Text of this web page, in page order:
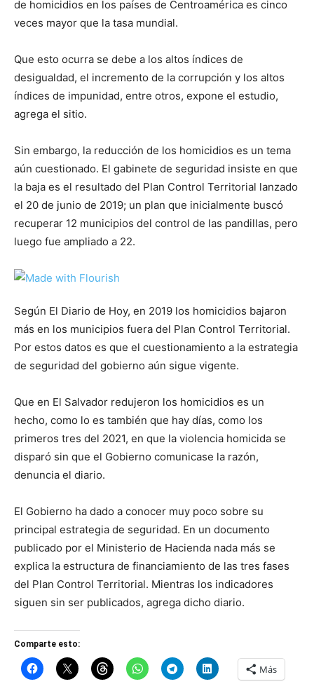
de homicidios en los países de Centroamérica es cinco
veces mayor que la tasa mundial.
Que esto ocurra se debe a los altos índices de
desigualdad, el incremento de la corrupción y los altos
índices de impunidad, entre otros, expone el estudio,
agrega el sitio.
Sin embargo, la reducción de los homicidios es un tema
aún cuestionado. El gabinete de seguridad insiste en que
la baja es el resultado del Plan Control Territorial lanzado
el 20 de junio de 2019; un plan que inicialmente buscó
recuperar 12 municipios del control de las pandillas, pero
luego fue ampliado a 22.
Según El Diario de Hoy, en 2019 los homicidios bajaron
más en los municipios fuera del Plan Control Territorial.
Por estos datos es que el cuestionamiento a la estrategia
de seguridad del gobierno aún sigue vigente.
Que en El Salvador redujeron los homicidios es un
hecho, como lo es también que hay días, como los
primeros tres del 2021, en que la violencia homicida se
disparó sin que el Gobierno comunicase la razón,
denuncia el diario.
El Gobierno ha dado a conocer muy poco sobre su
principal estrategia de seguridad. En un documento
publicado por el Ministerio de Hacienda nada más se
explica la estructura de financiamiento de las tres fases
del Plan Control Territorial. Mientras los indicadores
siguen sin ser publicados, agrega dicho diario.
Comparte esto:
Más